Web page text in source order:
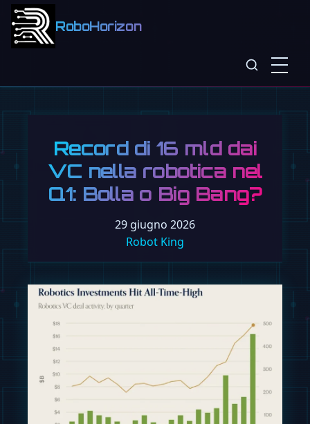
RoboHorizon
Record di 16 mld dai
VC nella robotica nel
Q1: Bolla o Big Bang?
29 giugno 2026
Robot King